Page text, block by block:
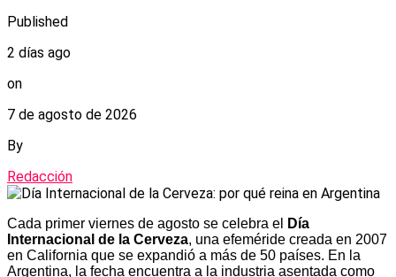
Published
2 días ago
on
7 de agosto de 2026
By
Redacción
Cada primer viernes de agosto se celebra el
Día
Internacional de la Cerveza, una efeméride creada en 2007
en California que se expandió a más de 50 países. En la
Argentina, la fecha encuentra a la industria asentada como